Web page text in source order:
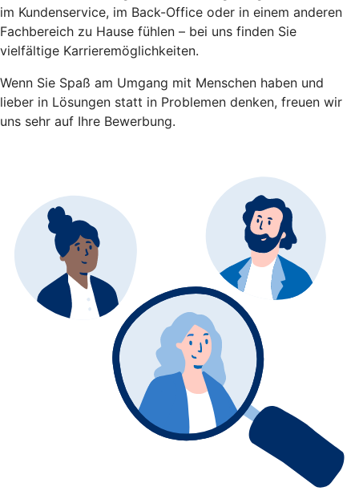
im Kundenservice, im Back-Office oder in einem anderen
Fachbereich zu Hause fühlen – bei uns finden Sie
vielfältige Karrieremöglichkeiten.
Wenn Sie Spaß am Umgang mit Menschen haben und
lieber in Lösungen statt in Problemen denken, freuen wir
uns sehr auf Ihre Bewerbung.